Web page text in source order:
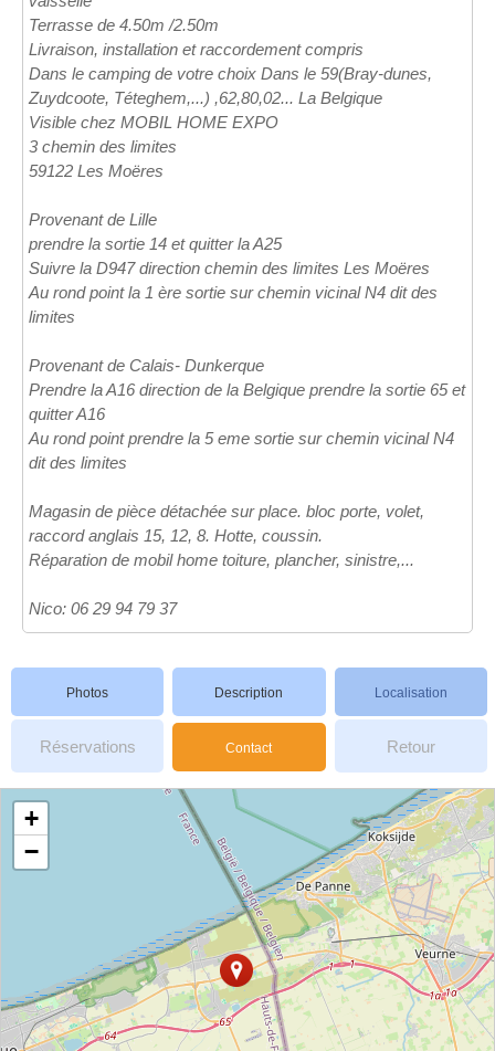
Terrasse de 4.50m /2.50m
Livraison, installation et raccordement compris
Dans le camping de votre choix Dans le 59(Bray-dunes,
Zuydcoote, Téteghem,...) ,62,80,02... La Belgique
Visible chez MOBIL HOME EXPO
3 chemin des limites
59122 Les Moëres
Provenant de Lille
prendre la sortie 14 et quitter la A25
Suivre la D947 direction chemin des limites Les Moëres
Au rond point la 1 ère sortie sur chemin vicinal N4 dit des
limites
Provenant de Calais- Dunkerque
Prendre la A16 direction de la Belgique prendre la sortie 65 et
quitter A16
Au rond point prendre la 5 eme sortie sur chemin vicinal N4
dit des limites
Magasin de pièce détachée sur place. bloc porte, volet,
raccord anglais 15, 12, 8. Hotte, coussin.
Réparation de mobil home toiture, plancher, sinistre,...
Nico: 06 29 94 79 37
Photos Description Localisation
Réservations Contact Retour
+
−